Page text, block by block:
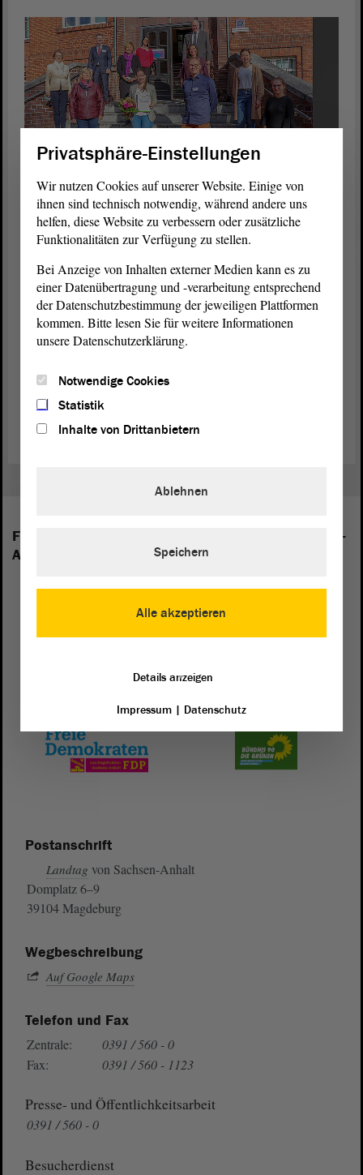
Zum Erfolg gratulierten neben Gabriele Brakebusch (v.l.) auch
der Vorstand der Pfeifferschen Stiftungen, Dr. Edda Weise und
Klaus-Dieter Schinkel, sowie Christian von der Becke und
Klinikum Pfeiffersche Stiftungen. Foto: Pfeiffersche Stiftungen
Wegen der Corona-Pandemie fand die feierliche Urkundenübergabe
nur in kleinem Kreis statt. Bei der „Deutschen Meisterschaft der
Pflege“ stellen Schüler für die Pflegeberufe aus allen Bundesländern
Beweis. Der Leistungswettbewerb soll junge Auszubildende
motivieren und auf die Attraktivität der Pflege aufmerksam
machen.
Folgende Fraktionen sind im Landtag von Sachsen-
Anhalt vertreten:
Postanschrift
Landtag von Sachsen-Anhalt
Domplatz 6–9
39104 Magdeburg
Wegbeschreibung
Auf Google Maps
Telefon und Fax
Zentrale:
0391 / 560 - 0
Fax:
0391 / 560 - 1123
Presse- und Öffentlichkeitsarbeit
0391 / 560 - 0
Besucherdienst
Privatsphäre-Einstellungen
Wir nutzen Cookies auf unserer Website. Einige von
ihnen sind technisch notwendig, während andere uns
helfen, diese Website zu verbessern oder zusätzliche
Funktionalitäten zur Verfügung zu stellen.
Bei Anzeige von Inhalten externer Medien kann es zu
einer Datenübertragung und -verarbeitung entsprechend
der Datenschutzbestimmung der jeweiligen Plattformen
kommen. Bitte lesen Sie für weitere Informationen
unsere Datenschutzerklärung.
Notwendige Cookies
Statistik
Inhalte von Drittanbietern
Alle akzeptieren
Ablehnen
Speichern
Details anzeigen
Impressum| Datenschutz